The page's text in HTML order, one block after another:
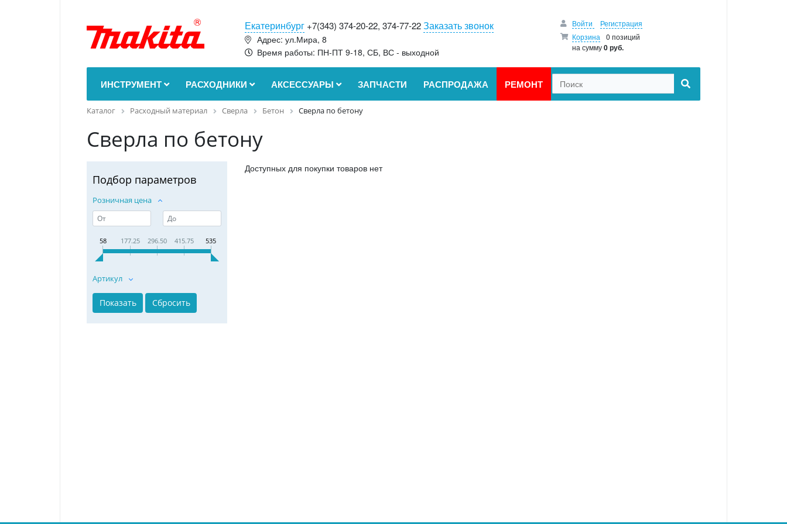
Екатеринбург +7(343) 374-20-22, 374-77-22 Заказать звонок
Адрес: ул.Мира, 8
Время работы: ПН-ПТ 9-18, СБ, ВС - выходной
Войти
Регистрация
Корзина
0 позиций
на сумму0 руб.
ИНСТРУМЕНТ РАСХОДНИКИ АКСЕССУАРЫ ЗАПЧАСТИ РАСПРОДАЖА РЕМОНТ
Каталог Расходный материал Сверла Бетон Сверла по бетону
Сверла по бетону
Подбор параметров
Розничная цена
58 177.25 296.50 415.75 535
Артикул
Доступных для покупки товаров нет